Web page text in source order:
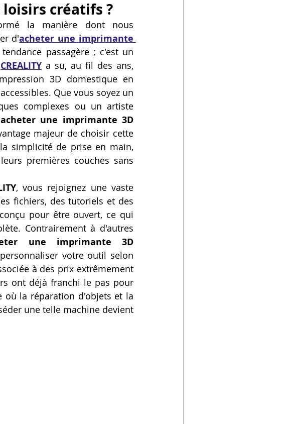
impression 3D
Formation 3D CPF CREALITY,
en ligne Secrétaire en Ligne
Filament PETG
loisirs créatifs ?
la manière dont nous
d'acheter une imprimante
passagère ; c'est un
CREALITY a su, au fil des ans,
3D domestique en
Que vous soyez un
complexes ou un artiste
acheter une imprimante 3D
majeur de choisir cette
simplicité de prise en main,
premières couches sans
, vous rejoignez une vaste
fichiers, des tutoriels et des
pour être ouvert, ce qui
Contrairement à d'autres
une imprimante 3D
votre outil selon
à des prix extrêmement
où la réparation d'objets et la
une telle machine devient